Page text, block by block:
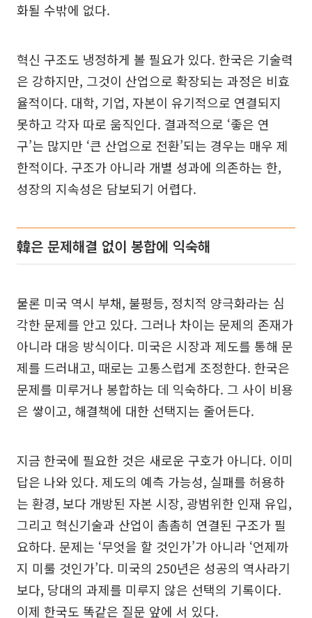
화될 수밖에 없다.
혁신 구조도 냉정하게 볼 필요가 있다. 한국은 기술력
은 강하지만, 그것이 산업으로 확장되는 과정은 비효
율적이다. 대학, 기업, 자본이 유기적으로 연결되지
못하고 각자 따로 움직인다. 결과적으로 ‘좋은 연
구’는 많지만 ‘큰 산업으로 전환’되는 경우는 매우 제
한적이다. 구조가 아니라 개별 성과에 의존하는 한,
성장의 지속성은 담보되기 어렵다.
韓은 문제해결 없이 봉합에 익숙해
물론 미국 역시 부채, 불평등, 정치적 양극화라는 심
각한 문제를 안고 있다. 그러나 차이는 문제의 존재가
아니라 대응 방식이다. 미국은 시장과 제도를 통해 문
제를 드러내고, 때로는 고통스럽게 조정한다. 한국은
문제를 미루거나 봉합하는 데 익숙하다. 그 사이 비용
은 쌓이고, 해결책에 대한 선택지는 줄어든다.
지금 한국에 필요한 것은 새로운 구호가 아니다. 이미
답은 나와 있다. 제도의 예측 가능성, 실패를 허용하
는 환경, 보다 개방된 자본 시장, 광범위한 인재 유입,
그리고 혁신기술과 산업이 촘촘히 연결된 구조가 필
요하다. 문제는 ‘무엇을 할 것인가’가 아니라 ‘언제까
지 미룰 것인가’다. 미국의 250년은 성공의 역사라기
보다, 당대의 과제를 미루지 않은 선택의 기록이다.
이제 한국도 똑같은 질문 앞에 서 있다.